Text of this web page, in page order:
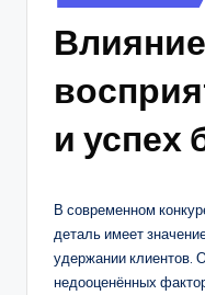
in
и успех
В современном
деталь имеет
удержании клиентов.
недооценённых